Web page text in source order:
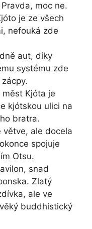
moc ne.
je ze všech
nefouká zde
aut, díky
systému zde
Kjóta je
kjótskou ulici na
bratra.
ale docela
spojuje
Otsu.
snad
Zlatý
ale ve
buddhistický